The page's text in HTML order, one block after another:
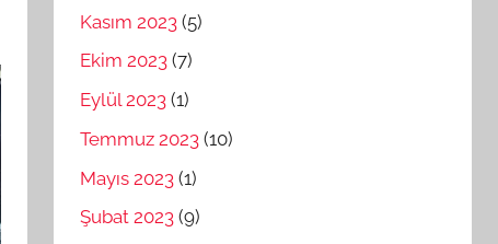
Kasım 2023 (5)
Ekim 2023 (7)
Eylül 2023 (1)
Temmuz 2023 (10)
Mayıs 2023 (1)
Şubat 2023 (9)